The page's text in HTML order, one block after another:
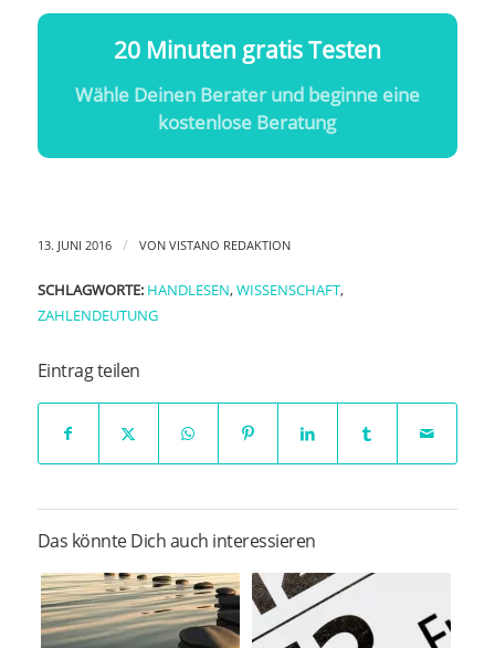
20 Minuten gratis Testen
Wähle Deinen Berater und beginne eine
kostenlose Beratung
13. JUNI 2016 / VON VISTANO REDAKTION
SCHLAGWORTE: HANDLESEN,WISSENSCHAFT,
ZAHLENDEUTUNG
Eintrag teilen
Das könnte Dich auch interessieren